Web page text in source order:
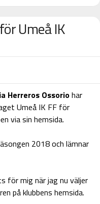
Umeå IK
Herreros Ossoriohar
Umeå IK FF för
via sin hemsida.
2018 och lämnar
för mig när jag nu väljer
på klubbens hemsida.